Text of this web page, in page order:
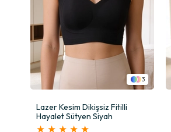
3
Lazer Kesim Dikişsiz Fitilli
Hayalet Sütyen Siyah
★ ★ ★ ★ ★